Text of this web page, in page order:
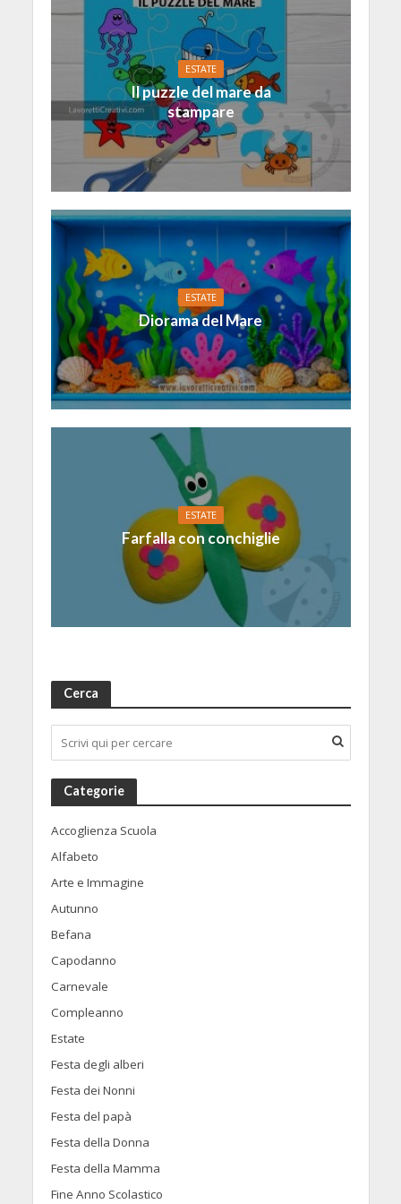
ESTATE
Il puzzle del mare da
stampare
ESTATE
Diorama del Mare
ESTATE
Farfalla con conchiglie
Cerca
Categorie
Accoglienza Scuola
Alfabeto
Arte e Immagine
Autunno
Befana
Capodanno
Carnevale
Compleanno
Estate
Festa degli alberi
Festa dei Nonni
Festa del papà
Festa della Donna
Festa della Mamma
Fine Anno Scolastico